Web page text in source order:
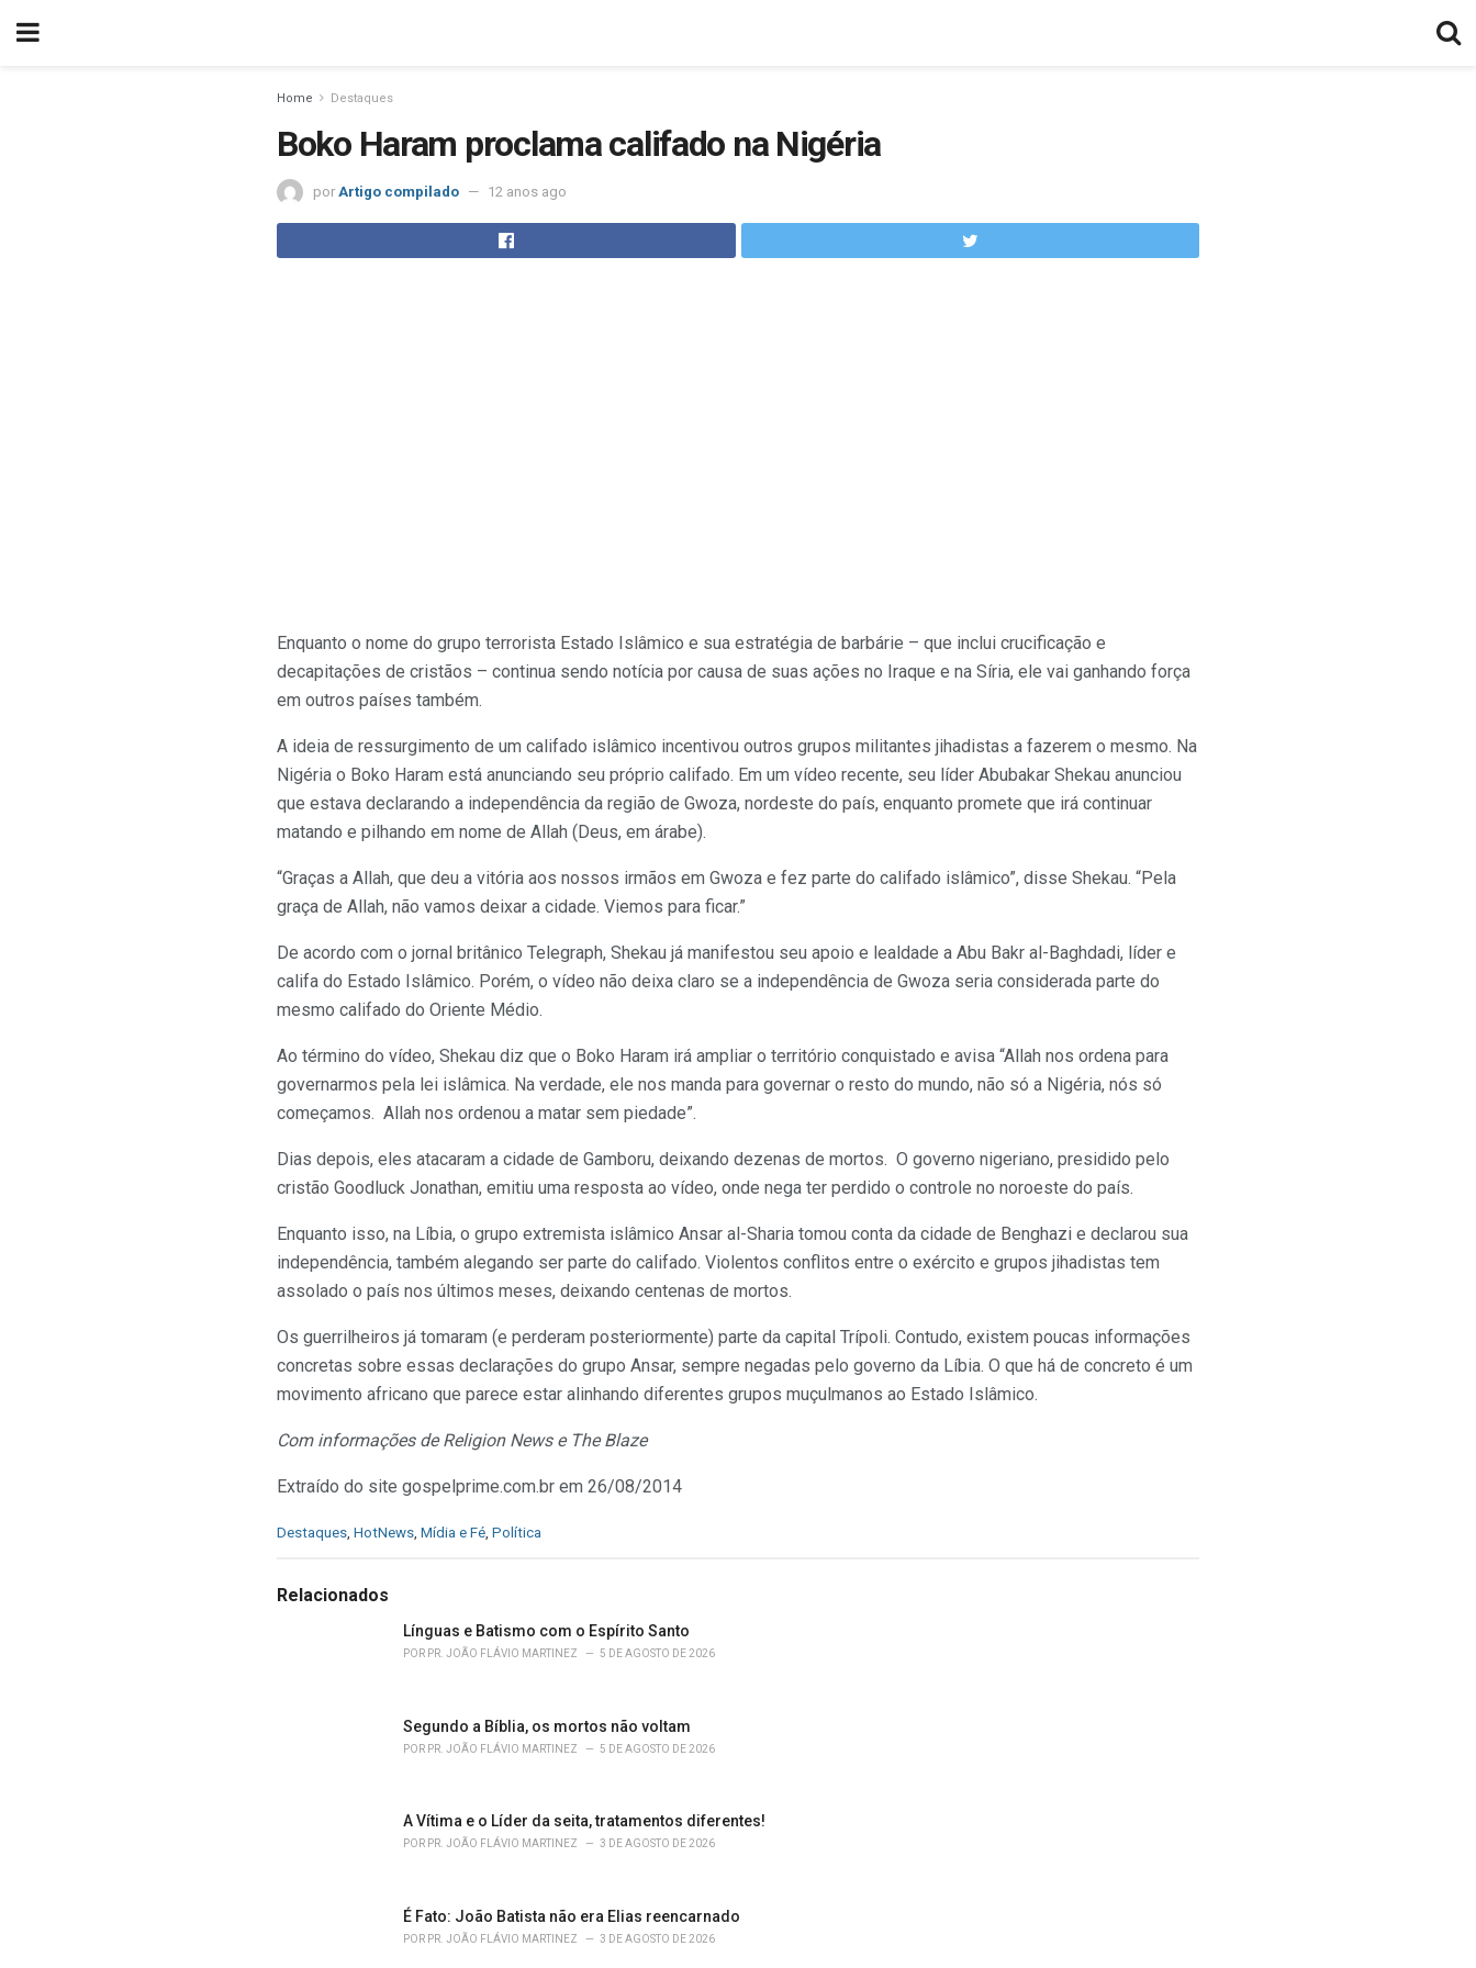
Home Destaques
Boko Haram proclama califado na Nigéria
por Artigo compilado 12 anos ago
Enquanto o nome do grupo terrorista Estado Islâmico e sua estratégia de barbárie – que inclui crucificação e
decapitações de cristãos – continua sendo notícia por causa de suas ações no Iraque e na Síria, ele vai ganhando força
em outros países também.
A ideia de ressurgimento de um califado islâmico incentivou outros grupos militantes jihadistas a fazerem o mesmo. Na
Nigéria o Boko Haram está anunciando seu próprio califado. Em um vídeo recente, seu líder Abubakar Shekau anunciou
que estava declarando a independência da região de Gwoza, nordeste do país, enquanto promete que irá continuar
matando e pilhando em nome de Allah (Deus, em árabe).
“Graças a Allah, que deu a vitória aos nossos irmãos em Gwoza e fez parte do califado islâmico”, disse Shekau. “Pela
graça de Allah, não vamos deixar a cidade. Viemos para ficar.”
De acordo com o jornal britânico Telegraph, Shekau já manifestou seu apoio e lealdade a Abu Bakr al-Baghdadi, líder e
califa do Estado Islâmico. Porém, o vídeo não deixa claro se a independência de Gwoza seria considerada parte do
mesmo califado do Oriente Médio.
Ao término do vídeo, Shekau diz que o Boko Haram irá ampliar o território conquistado e avisa “Allah nos ordena para
governarmos pela lei islâmica. Na verdade, ele nos manda para governar o resto do mundo, não só a Nigéria, nós só
começamos. Allah nos ordenou a matar sem piedade”.
Dias depois, eles atacaram a cidade de Gamboru, deixando dezenas de mortos. O governo nigeriano, presidido pelo
cristão Goodluck Jonathan, emitiu uma resposta ao vídeo, onde nega ter perdido o controle no noroeste do país.
Enquanto isso, na Líbia, o grupo extremista islâmico Ansar al-Sharia tomou conta da cidade de Benghazi e declarou sua
independência, também alegando ser parte do califado. Violentos conflitos entre o exército e grupos jihadistas tem
assolado o país nos últimos meses, deixando centenas de mortos.
Os guerrilheiros já tomaram (e perderam posteriormente) parte da capital Trípoli. Contudo, existem poucas informações
concretas sobre essas declarações do grupo Ansar, sempre negadas pelo governo da Líbia. O que há de concreto é um
movimento africano que parece estar alinhando diferentes grupos muçulmanos ao Estado Islâmico.
Com informações de Religion News e The Blaze
Extraído do site gospelprime.com.br em 26/08/2014
C
e
Destaques HotNews Mídia e Fé Política
Relacionados
Línguas e Batismo com o Espírito Santo
POR PR. JOÃO FLÁVIO MARTINEZ 5 DE AGOSTO DE 2026
Segundo a Bíblia, os mortos não voltam
POR PR. JOÃO FLÁVIO MARTINEZ 5 DE AGOSTO DE 2026
A Vítima e o Líder da seita, tratamentos diferentes!
POR PR. JOÃO FLÁVIO MARTINEZ 3 DE AGOSTO DE 2026
É Fato: João Batista não era Elias reencarnado
POR PR. JOÃO FLÁVIO MARTINEZ 3 DE AGOSTO DE 2026